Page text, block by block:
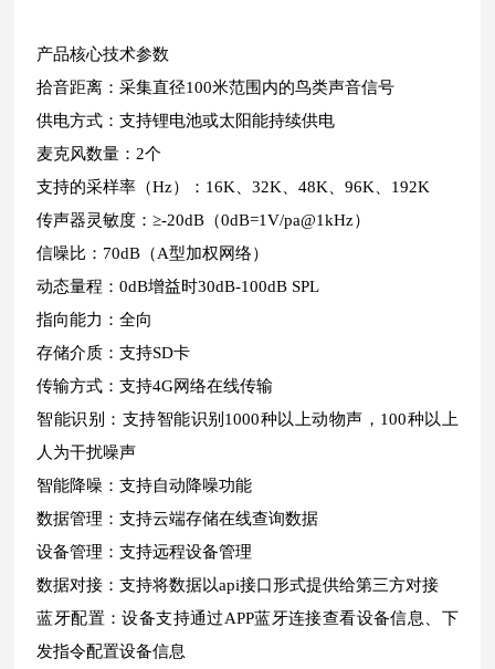
产品核心技术参数
拾音距离：采集直径100米范围内的鸟类声音信号
供电方式：支持锂电池或太阳能持续供电
麦克风数量：2个
支持的采样率（Hz）：16K、32K、48K、96K、192K
传声器灵敏度：≥-20dB（0dB=1V/pa@1kHz）
信噪比：70dB（A型加权网络）
动态量程：0dB增益时30dB-100dB SPL
指向能力：全向
存储介质：支持SD卡
传输方式：支持4G网络在线传输
智能识别：支持智能识别1000种以上动物声，100种以上
人为干扰噪声
智能降噪：支持自动降噪功能
数据管理：支持云端存储在线查询数据
设备管理：支持远程设备管理
数据对接：支持将数据以api接口形式提供给第三方对接
蓝牙配置：设备支持通过APP蓝牙连接查看设备信息、下
发指令配置设备信息